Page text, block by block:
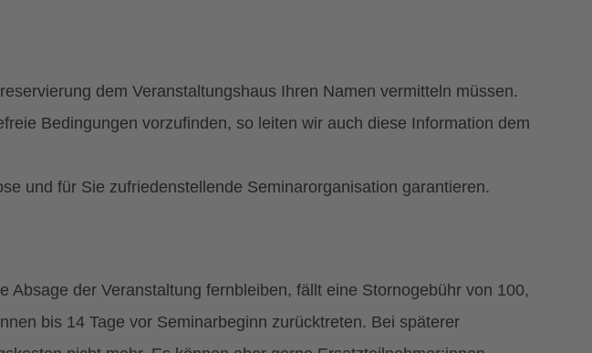
dem Veranstaltungshaus Ihren Namen vermitteln müssen.
Bedingungen vorzufinden, so leiten wir auch diese Information dem
und für Sie zufriedenstellende Seminarorganisation garantieren.
Absage der Veranstaltung fernbleiben, fällt eine Stornogebühr von 100,
bis 14 Tage vor Seminarbeginn zurücktreten. Bei späterer